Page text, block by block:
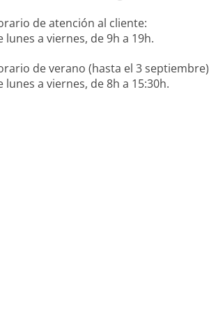
de atención al cliente:
lunes a viernes, de 9h a 19h.
de verano (hasta el 3 septiembre)
lunes a viernes, de 8h a 15:30h.